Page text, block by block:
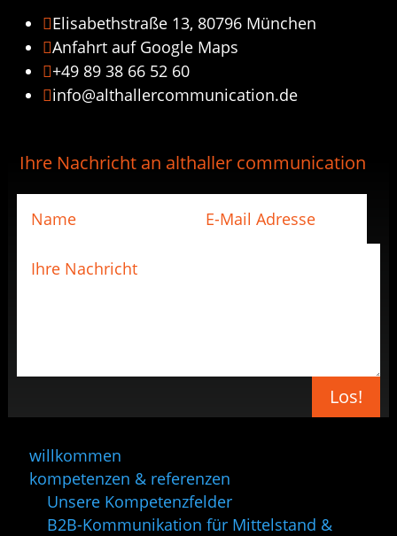
Elisabethstraße 13, 80796 München
Anfahrt auf Google Maps
+49 89 38 66 52 60
info@althallercommunication.de
Ihre Nachricht an althaller communication
Los!
willkommen
kompetenzen & referenzen
Unsere Kompetenzfelder
B2B-Kommunikation für Mittelstand &